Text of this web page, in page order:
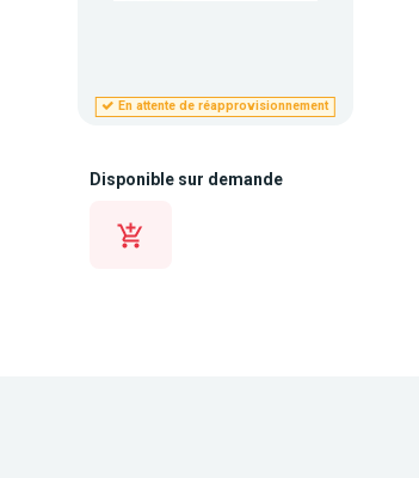
En attente de réapprovisionnement
Disponible sur demande